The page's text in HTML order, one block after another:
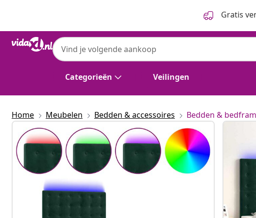
Gratis
Categorieën Veilingen
Home Meubelen Bedden & accessoires Bedden &